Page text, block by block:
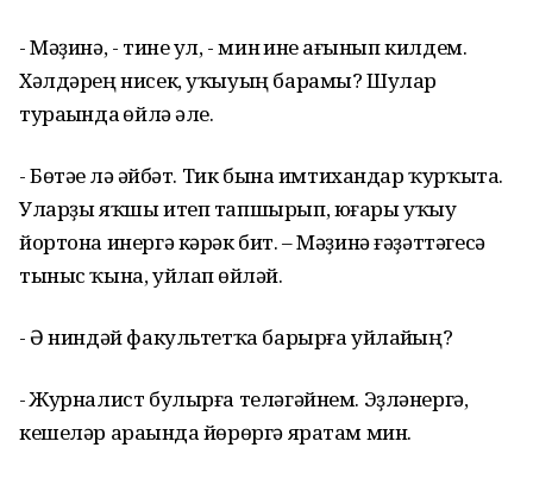
- Мәҙинә, - тине ул, - мин һине һағынып килдем.
Хәлдәрең нисек, уҡыуың барамы? Шулар
тураһында һөйлә әле.
- Бөтәһе лә һәйбәт. Тик бына имтихандар ҡурҡыта.
Уларҙы яҡшы итеп тапшырып, юғары уҡыу
йортона инергә кәрәк бит. – Мәҙинә ғәҙәттәгесә
тыныс ҡына, уйлап һөйләй.
- Ә ниндәй факультетҡа барырға уйлайһың?
- Журналист булырға теләгәйнем. Эҙләнергә,
кешеләр араһында йөрөргә яратам мин.